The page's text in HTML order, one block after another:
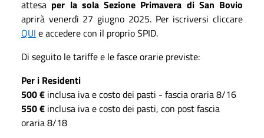
attesa per la sola Sezione Primavera di San Bovio
aprirà venerdì 27 giugno 2025. Per iscriversi cliccare
QUI e accedere con il proprio SPID.
Di seguito le tariffe e le fasce orarie previste:
Per i Residenti
500 € inclusa iva e costo dei pasti - fascia oraria 8/16
550 € inclusa iva e costo dei pasti, con post fascia
oraria 8/18